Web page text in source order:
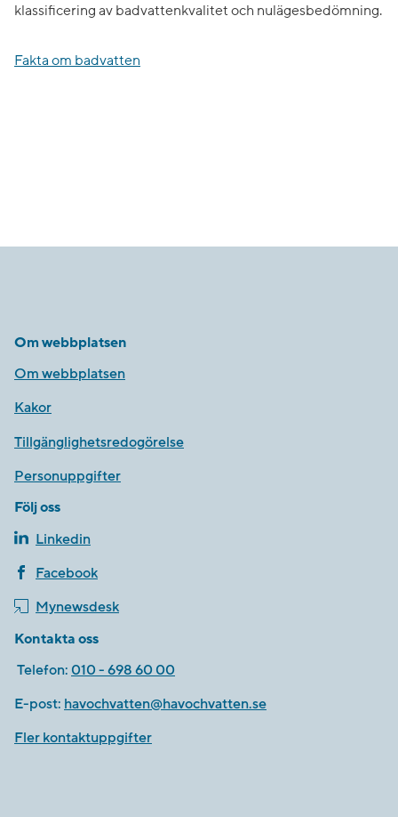
klassificering av badvattenkvalitet och nulägesbedömning.
Fakta om badvatten
Om webbplatsen
Om webbplatsen
Kakor
Tillgänglighetsredogörelse
Personuppgifter
Följ oss
Linkedin
Facebook
Mynewsdesk
Kontakta oss
Telefon: 010 - 698 60 00
E-post: havochvatten@havochvatten.se
Fler kontaktuppgifter